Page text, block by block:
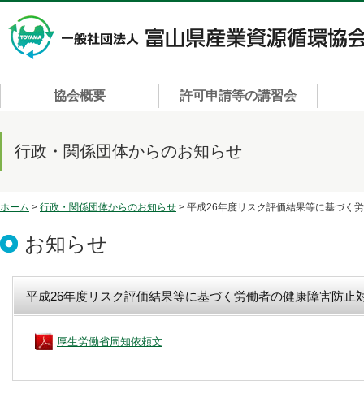
協会概要 許可申請等の講習会
行政・関係団体からのお知らせ
ホーム > 行政・関係団体からのお知らせ > 平成26年度リスク評価結果等に基づく
お知らせ
平成26年度リスク評価結果等に基づく労働者の健康障害防止
厚生労働省周知依頼文